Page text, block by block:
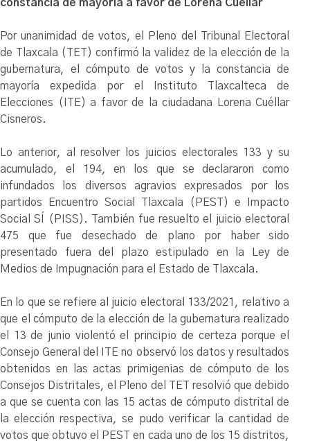
constancia de mayoría a favor de Lorena Cuéllar
Por unanimidad de votos, el Pleno del Tribunal Electoral
de Tlaxcala (TET) confirmó la validez de la elección de la
gubernatura, el cómputo de votos y la constancia de
mayoría expedida por el Instituto Tlaxcalteca de
Elecciones (ITE) a favor de la ciudadana Lorena Cuéllar
Cisneros.
Lo anterior, al resolver los juicios electorales 133 y su
acumulado, el 194, en los que se declararon como
infundados los diversos agravios expresados por los
partidos Encuentro Social Tlaxcala (PEST) e Impacto
Social SÍ (PISS). También fue resuelto el juicio electoral
475 que fue desechado de plano por haber sido
presentado fuera del plazo estipulado en la Ley de
Medios de Impugnación para el Estado de Tlaxcala.
En lo que se refiere al juicio electoral 133/2021, relativo a
que el cómputo de la elección de la gubernatura realizado
el 13 de junio violentó el principio de certeza porque el
Consejo General del ITE no observó los datos y resultados
obtenidos en las actas primigenias de cómputo de los
Consejos Distritales, el Pleno del TET resolvió que debido
a que se cuenta con las 15 actas de cómputo distrital de
la elección respectiva, se pudo verificar la cantidad de
votos que obtuvo el PEST en cada uno de los 15 distritos,